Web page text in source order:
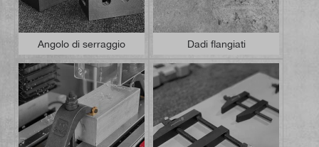
Angolo di serraggio Dadi flangiati